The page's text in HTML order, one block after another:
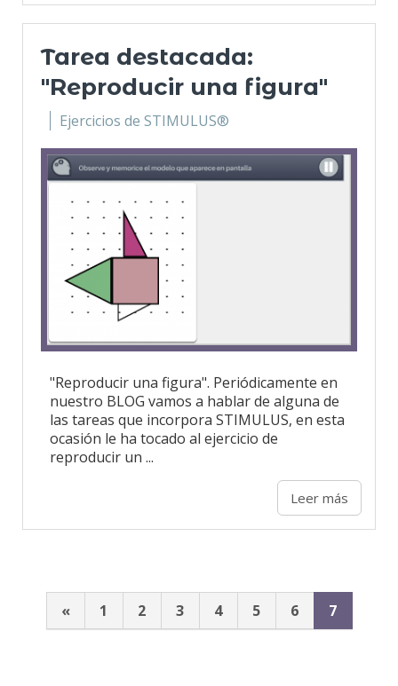
Tarea destacada:
"Reproducir una figura"
Ejercicios de STIMULUS®
"Reproducir una figura". Periódicamente en
nuestro BLOG vamos a hablar de alguna de
las tareas que incorpora STIMULUS, en esta
ocasión le ha tocado al ejercicio de
reproducir un ...
Leer más
« 1 2 3 4 5 6 7